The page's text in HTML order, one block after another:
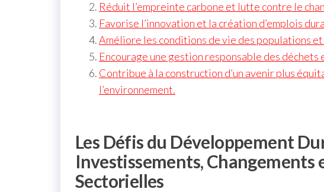
Réduit l’empreinte carbone et lutte contre le
Favorise l’innovation et la création d’emplois
Améliore les conditions de vie des populations
Encourage une gestion responsable des déchets
Contribue à la construction d’un avenir plus
l’environnement.
Les Défis du Développement
Investissements, Changements
Sectorielles